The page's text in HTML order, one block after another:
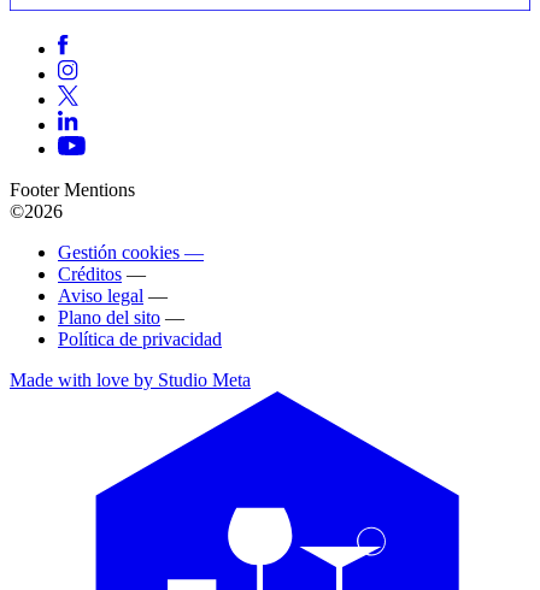
Footer Mentions
©2026
Gestión cookies —
Créditos —
Aviso legal —
Plano del sito —
Política de privacidad
Made with love by Studio Meta